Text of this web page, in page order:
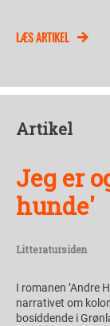
LÆS ARTIKEL
Artikel
Jeg er
hunde'
Litteratursiden
I romanen ’Andre
narrativet om
bosiddende i